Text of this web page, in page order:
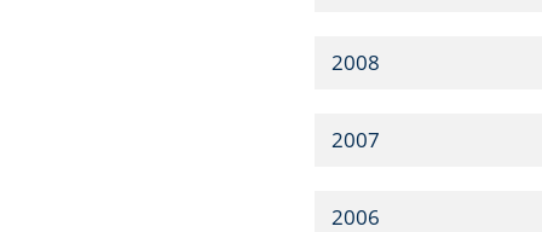
2008
2007
2006